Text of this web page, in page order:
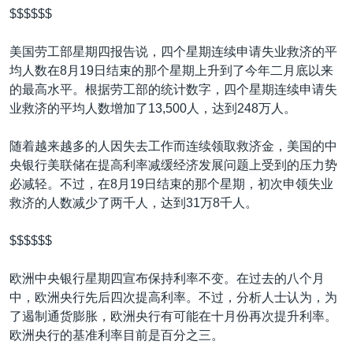
$$$$$$
美国劳工部星期四报告说，四个星期连续申请失业救济的平
均人数在8月19日结束的那个星期上升到了今年二月底以来
的最高水平。根据劳工部的统计数字，四个星期连续申请失
业救济的平均人数增加了13,500人，达到248万人。
随着越来越多的人因失去工作而连续领取救济金，美国的中
央银行美联储在提高利率减缓经济发展问题上受到的压力势
必减轻。不过，在8月19日结束的那个星期，初次申领失业
救济的人数减少了两千人，达到31万8千人。
$$$$$$
欧洲中央银行星期四宣布保持利率不变。在过去的八个月
中，欧洲央行先后四次提高利率。不过，分析人士认为，为
了遏制通货膨胀，欧洲央行有可能在十月份再次提升利率。
欧洲央行的基准利率目前是百分之三。